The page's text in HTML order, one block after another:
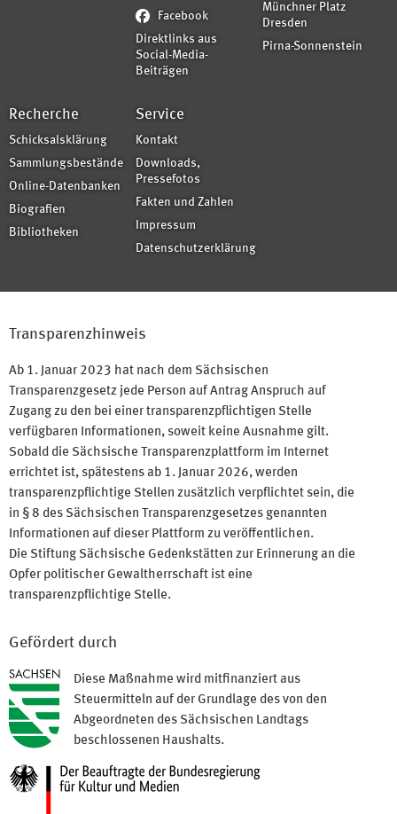
Facebook
Direktlinks aus
Social-Media-
Beiträgen
Münchner Platz
Dresden
Pirna-Sonnenstein
Recherche
Schicksalsklärung
Sammlungsbestände
Online-Datenbanken
Biografien
Bibliotheken
Service
Kontakt
Downloads,
Pressefotos
Fakten und Zahlen
Impressum
Datenschutzerklärung
Transparenzhinweis
Ab 1. Januar 2023 hat nach dem Sächsischen
Transparenzgesetz jede Person auf Antrag Anspruch auf
Zugang zu den bei einer transparenzpflichtigen Stelle
verfügbaren Informationen, soweit keine Ausnahme gilt.
Sobald die Sächsische Transparenzplattform im Internet
errichtet ist, spätestens ab 1. Januar 2026, werden
transparenzpflichtige Stellen zusätzlich verpflichtet sein, die
in § 8 des Sächsischen Transparenzgesetzes genannten
Informationen auf dieser Plattform zu veröffentlichen.
Die Stiftung Sächsische Gedenkstätten zur Erinnerung an die
Opfer politischer Gewaltherrschaft ist eine
transparenzpflichtige Stelle.
Gefördert durch
Diese Maßnahme wird mitfinanziert aus
Steuermitteln auf der Grundlage des von den
Abgeordneten des Sächsischen Landtags
beschlossenen Haushalts.